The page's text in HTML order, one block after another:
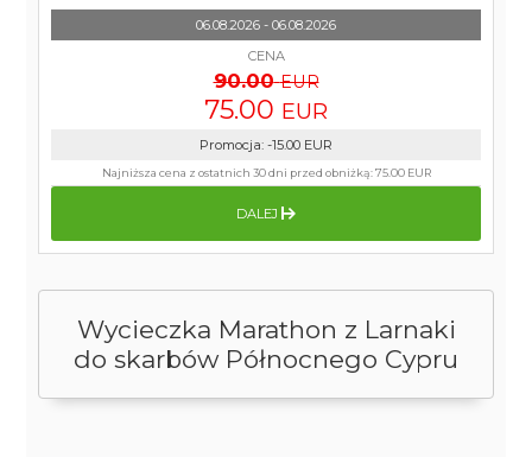
Wycieczka Marathon z Larnaki
do skarbów Północnego Cypru
06.08.2026 - 06.08.2026
CENA
90.00 EUR
75.00 EUR
Promocja: -15.00 EUR
Najniższa cena z ostatnich 30 dni przed obniżką:75.00 EUR
DALEJ